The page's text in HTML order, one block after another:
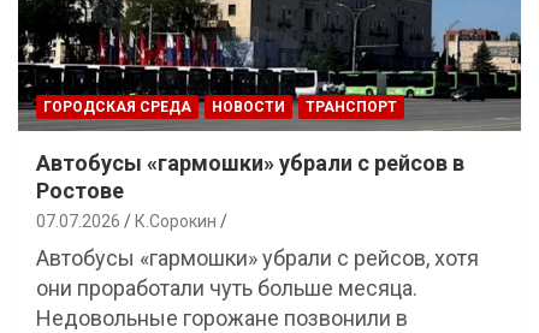
ГОРОДСКАЯ СРЕДА НОВОСТИ ТРАНСПОРТ
Автобусы «гармошки» убрали с рейсов в
Ростове
07.07.2026 К.Сорокин
Автобусы «гармошки» убрали с рейсов, хотя
они проработали чуть больше месяца.
Недовольные горожане позвонили в